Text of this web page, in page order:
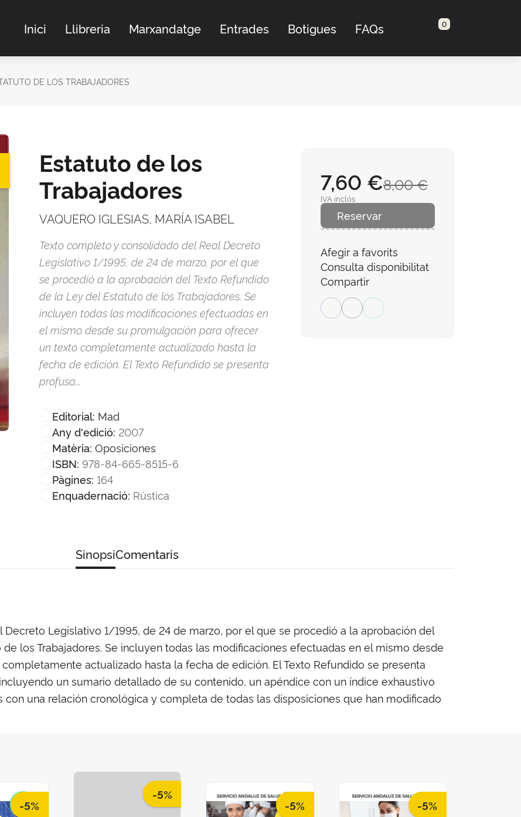
Inici Llibreria Marxandatge Entrades Botigues FAQs 0
DE LOS TRABAJADORES
Estatuto de los
Trabajadores
VAQUERO IGLESIAS, MARÍA ISABEL
Texto completo y consolidado del Real Decreto
Legislativo 1/1995, de 24 de marzo, por el que
se procedió a la aprobación del Texto Refundido
de la Ley del Estatuto de los Trabajadores. Se
incluyen todas las modificaciones efectuadas en
el mismo desde su promulgación para ofrecer
un texto completamente actualizado hasta la
fecha de edición. El Texto Refundido se presenta
profusa...
Editorial: Mad
Any d'edició: 2007
Matèria: Oposiciones
ISBN: 978-84-665-8515-6
Pàgines: 164
Enquadernació: Rústica
8,00 €
7,60 €
IVA inclós
Reservar
Afegir a favorits
Consulta disponibilitat
Compartir
SinopsiComentaris
Legislativo 1/1995, de 24 de marzo, por el que se procedió a la aprobación del
los Trabajadores. Se incluyen todas las modificaciones efectuadas en el mismo desde
actualizado hasta la fecha de edición. El Texto Refundido se presenta
un sumario detallado de su contenido, un apéndice con un índice exhaustivo
una relación cronológica y completa de todas las disposiciones que han modificado
-5%
-5%
-5% -5%